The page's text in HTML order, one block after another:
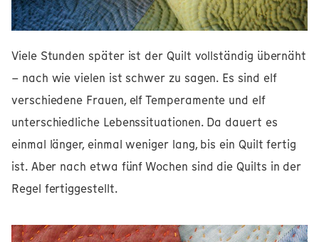
Viele Stunden später ist der Quilt vollständig übernäht
– nach wie vielen ist schwer zu sagen. Es sind elf
verschiedene Frauen, elf Temperamente und elf
unterschiedliche Lebenssituationen. Da dauert es
einmal länger, einmal weniger lang, bis ein Quilt fertig
ist. Aber nach etwa fünf Wochen sind die Quilts in der
Regel fertiggestellt.